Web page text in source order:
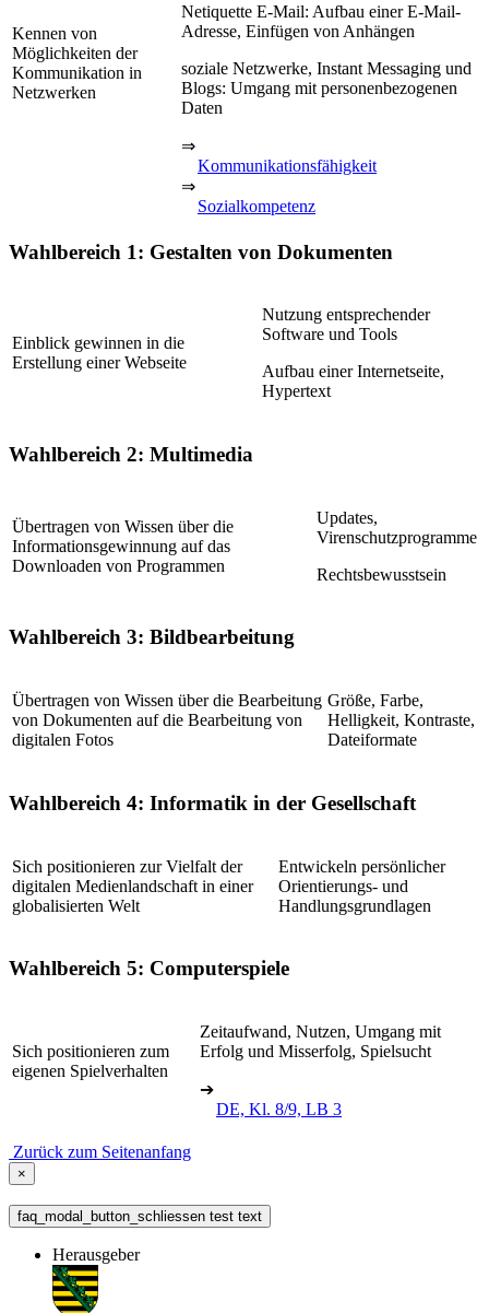
Kennen von
Möglichkeiten der
Kommunikation in
Netzwerken
Netiquette E-Mail: Aufbau einer E-Mail-
Adresse, Einfügen von Anhängen
soziale Netzwerke, Instant Messaging und
Blogs: Umgang mit personenbezogenen
Daten
⇒
Kommunikationsfähigkeit
⇒
Sozialkompetenz
Wahlbereich 1: Gestalten von Dokumenten
Einblick gewinnen in die
Erstellung einer Webseite
Nutzung entsprechender
Software und Tools
Aufbau einer Internetseite,
Hypertext
Wahlbereich 2: Multimedia
Übertragen von Wissen über die
Informationsgewinnung auf das
Downloaden von Programmen
Updates,
Virenschutzprogramme
Rechtsbewusstsein
Wahlbereich 3: Bildbearbeitung
Übertragen von Wissen über die Bearbeitung
von Dokumenten auf die Bearbeitung von
digitalen Fotos
Größe, Farbe,
Helligkeit, Kontraste,
Dateiformate
Wahlbereich 4: Informatik in der Gesellschaft
Sich positionieren zur Vielfalt der
digitalen Medienlandschaft in einer
globalisierten Welt
Entwickeln persönlicher
Orientierungs- und
Handlungsgrundlagen
Wahlbereich 5: Computerspiele
Sich positionieren zum
eigenen Spielverhalten
Zeitaufwand, Nutzen, Umgang mit
Erfolg und Misserfolg, Spielsucht
➔
DE, Kl. 8/9, LB 3
Zurück zum Seitenanfang
×
faq_modal_button_schliessen test text
Herausgeber